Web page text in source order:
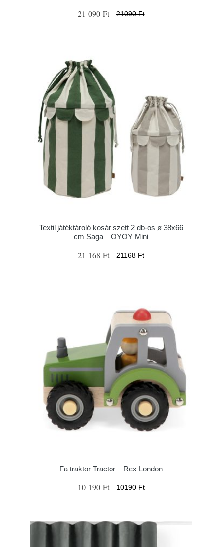
21 090 Ft 21090 Ft
Textil játéktároló kosár szett 2 db-os ø 38x66
cm Saga – OYOY Mini
21 168 Ft 21168 Ft
Fa traktor Tractor – Rex London
10 190 Ft 10190 Ft